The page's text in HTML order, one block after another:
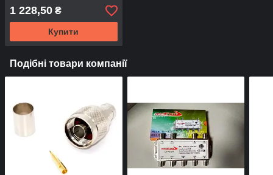
1 228,50 ₴
Купити
Подібні товари компанії